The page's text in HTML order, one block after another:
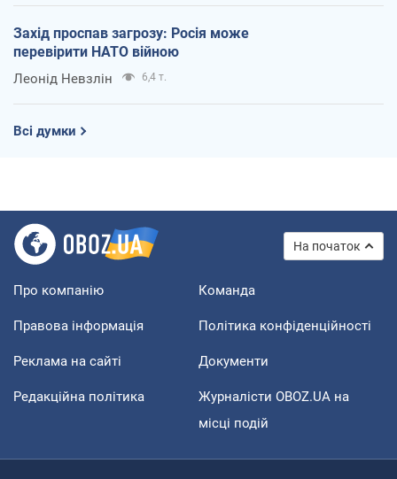
Захід проспав загрозу: Росія може
перевірити НАТО війною
Леонід Невзлін 6,4 т.
Всі думки
На початок
Про компанію Команда
Правова інформація Політика конфіденційності
Реклама на сайті Документи
Редакційна політика
Журналісти OBOZ.UA на
місці подій